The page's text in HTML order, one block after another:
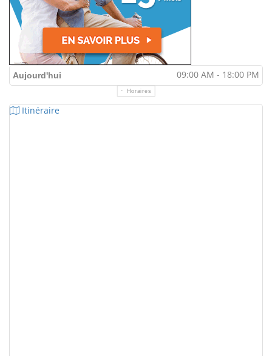
Aujourd'hui 09:00 AM - 18:00 PM
Horaires
Itinéraire